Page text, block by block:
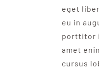
eget
eu in
porttitor
amet
cursus